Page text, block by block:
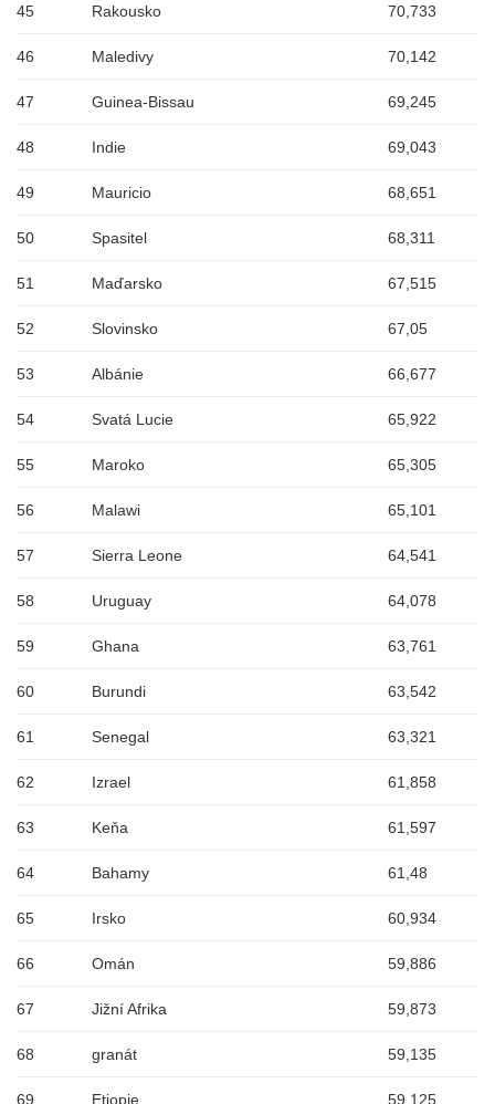
45 Rakousko 70,733
46 Maledivy 70,142
47 Guinea-Bissau 69,245
48 Indie 69,043
49 Mauricio 68,651
50 Spasitel 68,311
51 Maďarsko 67,515
52 Slovinsko 67,05
53 Albánie 66,677
54 Svatá Lucie 65,922
55 Maroko 65,305
56 Malawi 65,101
57 Sierra Leone 64,541
58 Uruguay 64,078
59 Ghana 63,761
60 Burundi 63,542
61 Senegal 63,321
62 Izrael 61,858
63 Keňa 61,597
64 Bahamy 61,48
65 Irsko 60,934
66 Omán 59,886
67 Jižní Afrika 59,873
68 granát 59,135
69 Etiopie 59,125